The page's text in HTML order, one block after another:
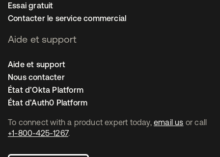
To connect with a product expert today, email us or call
+1-800-425-1267.
Essai gratuit
Contacter le service commercial
Aide et support
Aide et support
Nous contacter
État d’Okta Platform
État d’Auth0 Platform